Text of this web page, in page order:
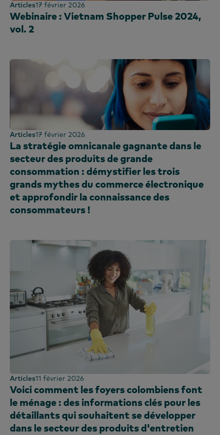
Articles17 février 2026
Webinaire : Vietnam Shopper Pulse 2024,
vol. 2
Articles17 février 2026
La stratégie omnicanale gagnante dans le
secteur des produits de grande
consommation : démystifier les trois
grands mythes du commerce électronique
et approfondir la connaissance des
consommateurs !
Articles11 février 2026
Voici comment les foyers colombiens font
le ménage : des informations clés pour les
détaillants qui souhaitent se développer
dans le secteur des produits d'entretien